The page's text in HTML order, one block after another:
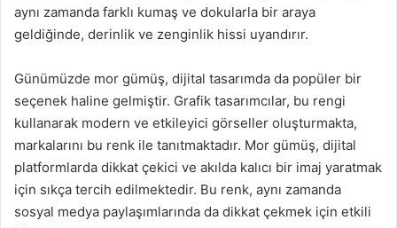
aynı zamanda farklı kumaş ve dokularla bir araya
geldiğinde, derinlik ve zenginlik hissi uyandırır.
Günümüzde mor gümüş, dijital tasarımda da popüler bir
seçenek haline gelmiştir. Grafik tasarımcılar, bu rengi
kullanarak modern ve etkileyici görseller oluşturmakta,
markalarını bu renk ile tanıtmaktadır. Mor gümüş, dijital
platformlarda dikkat çekici ve akılda kalıcı bir imaj yaratmak
için sıkça tercih edilmektedir. Bu renk, aynı zamanda
sosyal medya paylaşımlarında da dikkat çekmek için etkili